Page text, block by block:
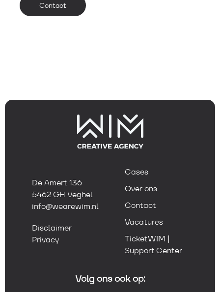
Contact
De Amert 136
5462 GH Veghel
info@wearewim.nl
Disclaimer
Privacy
Cases
Over ons
Contact
Vacatures
TicketWIM |
Support Center
Volg ons ook op: